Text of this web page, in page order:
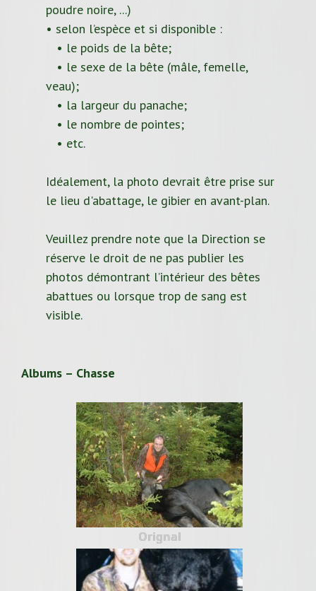
poudre noire, ...)
• selon l’espèce et si disponible :
• le poids de la bête;
• le sexe de la bête (mâle, femelle,
veau);
• la largeur du panache;
• le nombre de pointes;
• etc.
Idéalement, la photo devrait être prise sur
le lieu d'abattage, le gibier en avant-plan.
Veuillez prendre note que la Direction se
réserve le droit de ne pas publier les
photos démontrant l’intérieur des bêtes
abattues ou lorsque trop de sang est
visible.
Albums – Chasse
Orignal